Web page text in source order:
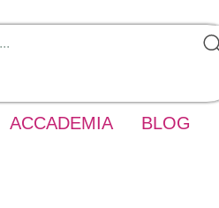
ACCADEMIA BLOG